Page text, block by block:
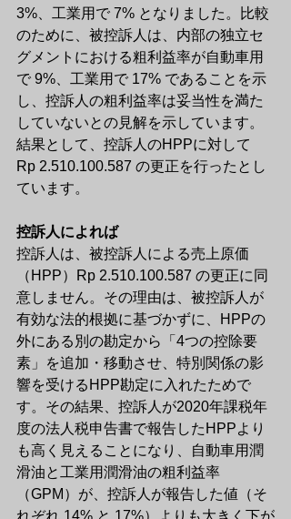
3%、工業用で 7% となりました。比較
のために、被控訴人は、内部の独立セ
グメントにおける粗利益率が自動車用
で 9%、工業用で 17% であることを示
し、控訴人の粗利益率は妥当性を満た
していないとの見解を示しています。
結果として、控訴人のHPPに対して
Rp 2.510.100.587 の更正を行ったとし
ています。
控訴人によれば
控訴人は、被控訴人による売上原価
（HPP）Rp 2.510.100.587 の更正に同
意しません。その理由は、被控訴人が
有効な法的根拠に基づかずに、HPPの
外にある別の勘定から「4つの控除要
素」を追加・移動させ、特別関係の影
響を受けるHPP勘定に入れたためで
す。その結果、控訴人が2020年課税年
度の法人税申告書で報告したHPPより
も高く見えることになり、自動車用潤
滑油と工業用潤滑油の粗利益率
（GPM）が、控訴人が報告した値（そ
れぞれ 14% と 17%）よりも大きく下が